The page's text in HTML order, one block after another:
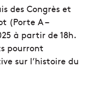
des Congrès et
(Porte A –
à partir de 18h.
pourront
sur l’histoire du